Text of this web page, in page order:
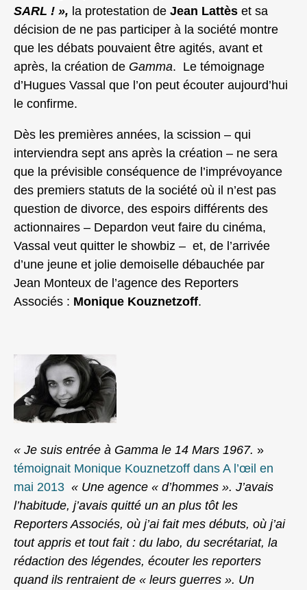
SARL ! », la protestation de Jean Lattès et sa
décision de ne pas participer à la société montre
que les débats pouvaient être agités, avant et
après, la création de Gamma. Le témoignage
d’Hugues Vassal que l’on peut écouter aujourd’hui
le confirme.
Dès les premières années, la scission – qui
interviendra sept ans après la création – ne sera
que la prévisible conséquence de l’imprévoyance
des premiers statuts de la société où il n’est pas
question de divorce, des espoirs différents des
actionnaires – Depardon veut faire du cinéma,
Vassal veut quitter le showbiz – et, de l’arrivée
d’une jeune et jolie demoiselle débauchée par
Jean Monteux de l’agence des Reporters
Associés : Monique Kouznetzoff.
« Je suis entrée à Gamma le 14 Mars 1967. »
témoignait Monique Kouznetzoff dans A l’œil en
mai 2013 « Une agence « d’hommes ». J’avais
l’habitude, j’avais quitté un an plus tôt les
Reporters Associés, où j’ai fait mes débuts, où j’ai
tout appris et tout fait : du labo, du secrétariat, la
rédaction des légendes, écouter les reporters
quand ils rentraient de « leurs guerres ». Un